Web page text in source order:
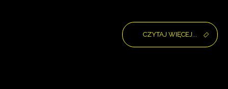
CZYTAJ WIĘCEJ...